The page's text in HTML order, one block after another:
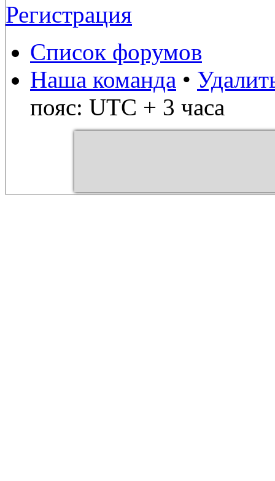
Регистрация
Список форумов
Наша команда •
пояс: UTC + 3 часа